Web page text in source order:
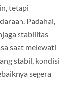
tetapi
Padahal,
stabilitas
saat melewati
stabil, kondisi
segera